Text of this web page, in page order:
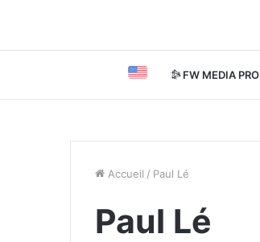
FW MEDIA PRO
Accueil / Paul Lé
Paul Lé